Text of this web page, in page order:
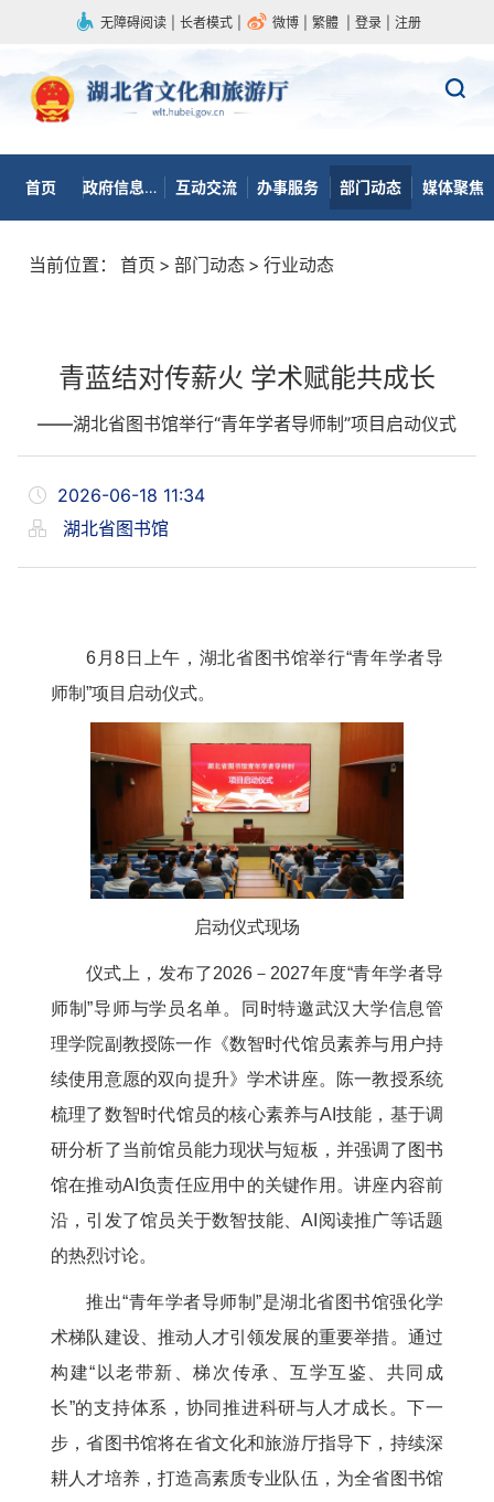
无障碍阅读 长者模式 微博 繁體 登录 注册
首页 政府信息公开 互动交流 办事服务 部门动态 媒体聚焦
当前位置： 首页 > 部门动态 > 行业动态
青蓝结对传薪火 学术赋能共成长
——湖北省图书馆举行“青年学者导师制”项目启动仪式
2026-06-18 11:34
湖北省图书馆
6月8日上午，湖北省图书馆举行“青年学者导
师制”项目启动仪式。
启动仪式现场
仪式上，发布了2026－2027年度“青年学者导
师制”导师与学员名单。同时特邀武汉大学信息管
理学院副教授陈一作《数智时代馆员素养与用户持
续使用意愿的双向提升》学术讲座。陈一教授系统
梳理了数智时代馆员的核心素养与AI技能，基于调
研分析了当前馆员能力现状与短板，并强调了图书
馆在推动AI负责任应用中的关键作用。讲座内容前
沿，引发了馆员关于数智技能、AI阅读推广等话题
的热烈讨论。
推出“青年学者导师制”是湖北省图书馆强化学
术梯队建设、推动人才引领发展的重要举措。通过
构建“以老带新、梯次传承、互学互鉴、共同成
长”的支持体系，协同推进科研与人才成长。下一
步，省图书馆将在省文化和旅游厅指导下，持续深
耕人才培养，打造高素质专业队伍，为全省图书馆